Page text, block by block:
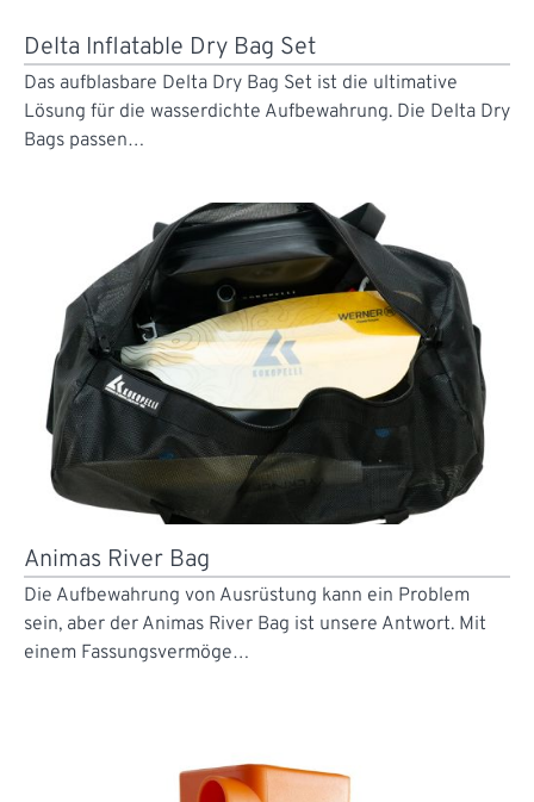
Delta Inflatable Dry Bag Set
Das aufblasbare Delta Dry Bag Set ist die ultimative
Lösung für die wasserdichte Aufbewahrung. Die Delta Dry
Bags passen…
Animas River Bag
Die Aufbewahrung von Ausrüstung kann ein Problem
sein, aber der Animas River Bag ist unsere Antwort. Mit
einem Fassungsvermöge…